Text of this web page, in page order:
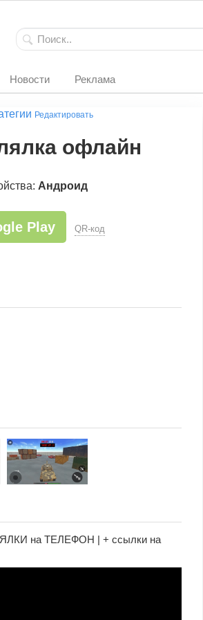
Новости Реклама
Редактировать
офлайн
Андроид
Play QR-код
на ТЕЛЕФОН | + ссылки на